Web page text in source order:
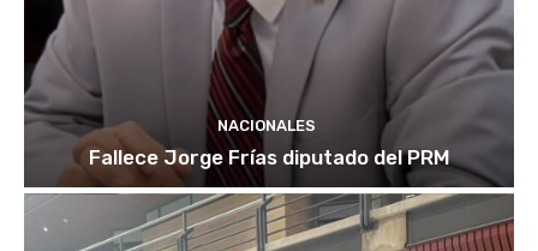
NACIONALES
Fallece Jorge Frías diputado del PRM